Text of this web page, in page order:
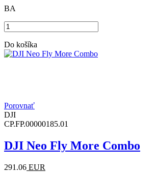
BA
Do košíka
Porovnať
DJI
CP.FP.00000185.01
DJI Neo Fly More Combo
291.06 EUR